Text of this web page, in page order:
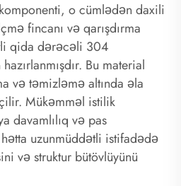
o cümlədən daxili
fincanı və qarışdırma
qida dərəcəli 304
Bu material
və təmizləmə altında əla
Mükəmməl istilik
davamlılıq və pas
uzunmüddətli istifadədə
və struktur bütövlüyünü